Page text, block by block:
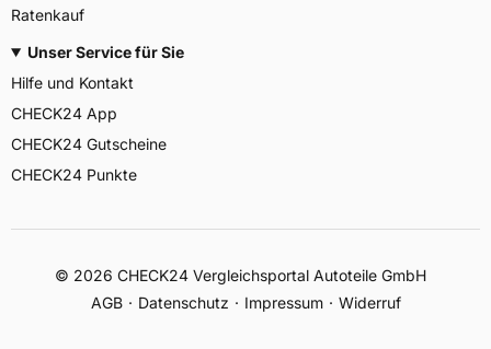
Ratenkauf
Unser Service für Sie
Hilfe und Kontakt
CHECK24 App
CHECK24 Gutscheine
CHECK24 Punkte
© 2026 CHECK24 Vergleichsportal Autoteile GmbH
AGB
Datenschutz Impressum Widerruf